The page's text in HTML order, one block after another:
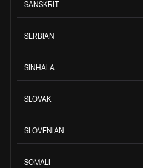
SANSKRIT
SERBIAN
SINHALA
SLOVAK
SLOVENIAN
SOMALI